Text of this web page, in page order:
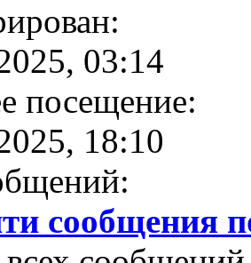
03:14
посещение:
18:10
сообщения